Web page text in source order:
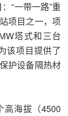
“一带一路”重
项目之一，项
塔式和三台
该项目提供了
护设备隔热材
高海拔（4500